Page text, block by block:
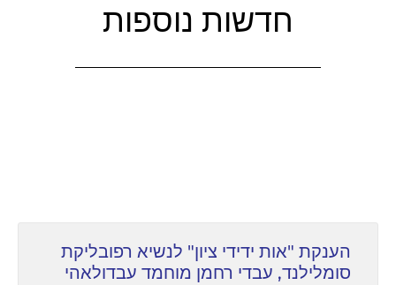
חדשות נוספות
הענקת "אות ידידי ציון" לנשיא רפובליקת
סומלילנד, עבדי רחמן מוחמד עבדולאהי